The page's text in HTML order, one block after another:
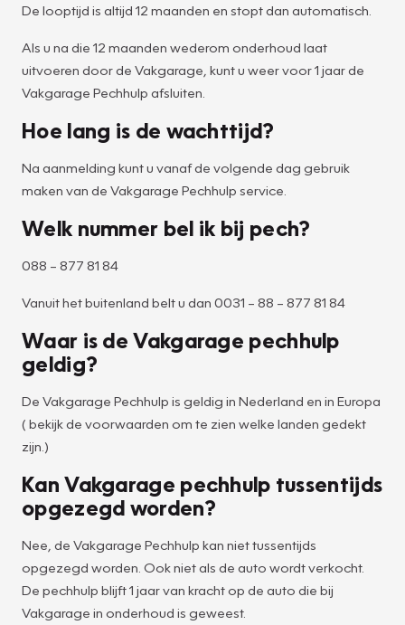
De looptijd is altijd 12 maanden en stopt dan automatisch.
Als u na die 12 maanden wederom onderhoud laat
uitvoeren door de Vakgarage, kunt u weer voor 1 jaar de
Vakgarage Pechhulp afsluiten.
Hoe lang is de wachttijd?
Na aanmelding kunt u vanaf de volgende dag gebruik
maken van de Vakgarage Pechhulp service.
Welk nummer bel ik bij pech?
088 – 877 81 84
Vanuit het buitenland belt u dan 0031 – 88 – 877 81 84
Waar is de Vakgarage pechhulp
geldig?
De Vakgarage Pechhulp is geldig in Nederland en in Europa
( bekijk de voorwaarden om te zien welke landen gedekt
zijn.)
Kan Vakgarage pechhulp tussentijds
opgezegd worden?
Nee, de Vakgarage Pechhulp kan niet tussentijds
opgezegd worden. Ook niet als de auto wordt verkocht.
De pechhulp blijft 1 jaar van kracht op de auto die bij
Vakgarage in onderhoud is geweest.